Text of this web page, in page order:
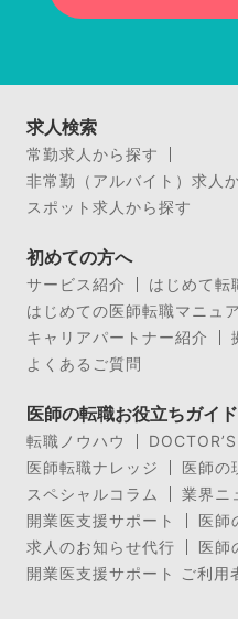
求人検索
常勤求人から探す
非常勤（アルバイト）求人
スポット求人から探す
初めての方へ
サービス紹介
はじめて転
はじめての医師転職マニュ
キャリアパートナー紹介
よくあるご質問
医師の転職お役立ちガイド
転職ノウハウ
医師転職ナレッジ
医師の
スペシャルコラム
業界ニ
開業医支援サポート
医師
求人のお知らせ代行
医師
開業医支援サポート ご利用